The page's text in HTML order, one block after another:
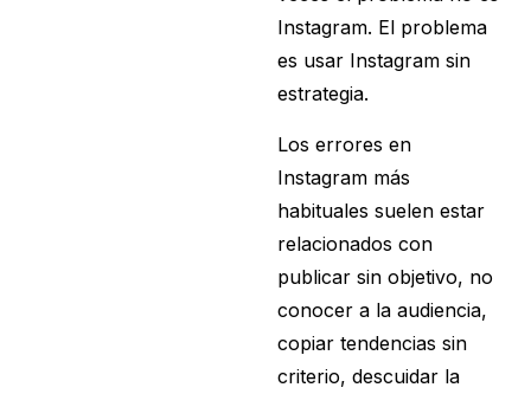
Instagram. El problema
es usar Instagram sin
estrategia.
Los errores en
Instagram más
habituales suelen estar
relacionados con
publicar sin objetivo, no
conocer a la audiencia,
copiar tendencias sin
criterio, descuidar la